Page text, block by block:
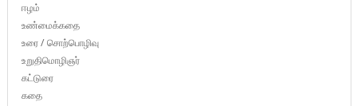
ஈழம்
உண்மைக்கதை
உரை / சொற்பொழிவு
உறுதிமொழிஞர்
கட்டுரை
கதை